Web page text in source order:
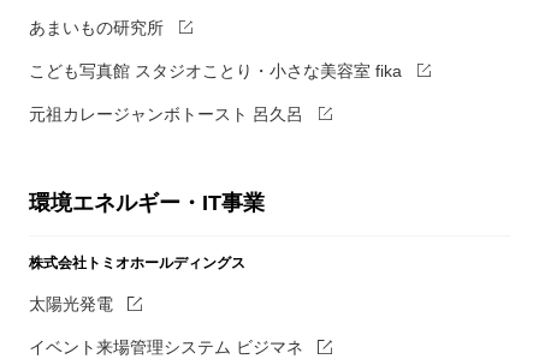
あまいもの研究所
こども写真館 スタジオことり・小さな美容室 fika
元祖カレージャンボトースト 呂久呂
環境エネルギー・IT事業
株式会社トミオホールディングス
太陽光発電
イベント来場管理システム ビジマネ